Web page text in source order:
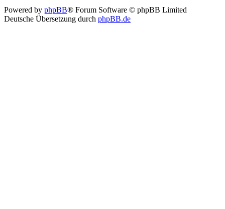
Powered by phpBB® Forum Software © phpBB Limited
Deutsche Übersetzung durch phpBB.de